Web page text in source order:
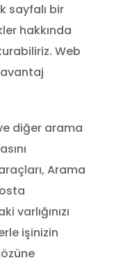
sayfalı bir
hakkında
Web
diğer arama
Arama
varlığınızı
işinizin